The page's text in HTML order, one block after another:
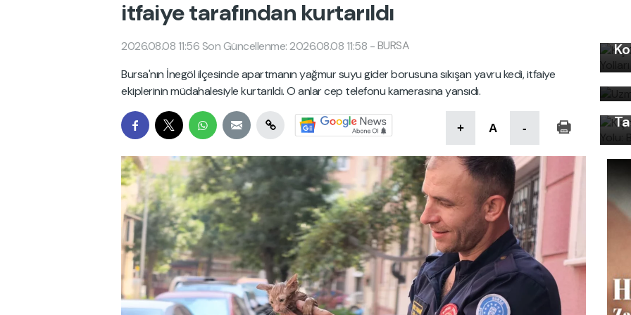
itfaiye tarafından kurtarıldı
2026.08.08 11:56 Son Güncellenme: 2026.08.08 11:58 -BURSA
Bursa'nın İnegöl ilçesinde apartmanın yağmur suyu gider borusuna sıkışan yavru kedi, itfaiye
ekiplerinin müdahalesiyle kurtarıldı. O anlar cep telefonu kamerasına yansıdı.
+ A -